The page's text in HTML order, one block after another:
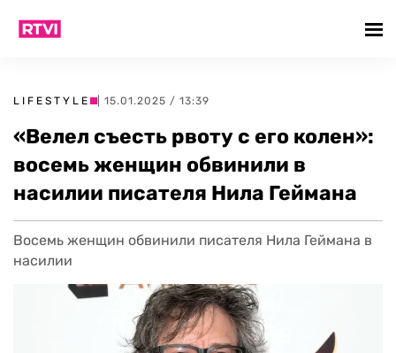
LIFESTYLE | 15.01.2025 / 13:39
«Велел съесть рвоту с его колен»:
восемь женщин обвинили в
насилии писателя Нила Геймана
Восемь женщин обвинили писателя Нила Геймана в
насилии